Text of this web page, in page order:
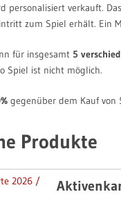
personalisiert verkauft.
zum Spiel erhält. Ein
für insgesamt 5
Spiel ist nicht möglich.
gegenüber dem Kauf von
Produkte